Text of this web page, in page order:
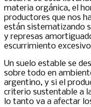
materia orgánica, el
productores que nos
están sistematizando
y represas
escurrimiento
Un suelo estable se
sobre todo en
argentino, y si el
criterio sustentable a
lo tanto va a afectar